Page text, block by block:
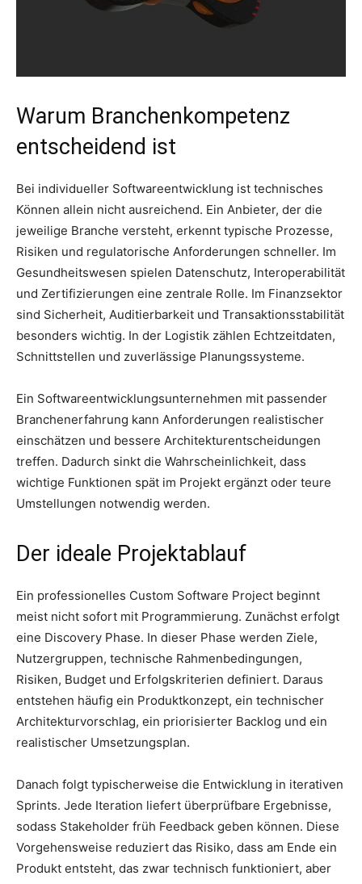
Warum Branchenkompetenz
entscheidend ist
Bei individueller Softwareentwicklung ist technisches
Können allein nicht ausreichend. Ein Anbieter, der die
jeweilige Branche versteht, erkennt typische Prozesse,
Risiken und regulatorische Anforderungen schneller. Im
Gesundheitswesen spielen Datenschutz, Interoperabilität
und Zertifizierungen eine zentrale Rolle. Im Finanzsektor
sind Sicherheit, Auditierbarkeit und Transaktionsstabilität
besonders wichtig. In der Logistik zählen Echtzeitdaten,
Schnittstellen und zuverlässige Planungssysteme.
Ein Softwareentwicklungsunternehmen mit passender
Branchenerfahrung kann Anforderungen realistischer
einschätzen und bessere Architekturentscheidungen
treffen. Dadurch sinkt die Wahrscheinlichkeit, dass
wichtige Funktionen spät im Projekt ergänzt oder teure
Umstellungen notwendig werden.
Der ideale Projektablauf
Ein professionelles Custom Software Project beginnt
meist nicht sofort mit Programmierung. Zunächst erfolgt
eine Discovery Phase. In dieser Phase werden Ziele,
Nutzergruppen, technische Rahmenbedingungen,
Risiken, Budget und Erfolgskriterien definiert. Daraus
entstehen häufig ein Produktkonzept, ein technischer
Architekturvorschlag, ein priorisierter Backlog und ein
realistischer Umsetzungsplan.
Danach folgt typischerweise die Entwicklung in iterativen
Sprints. Jede Iteration liefert überprüfbare Ergebnisse,
sodass Stakeholder früh Feedback geben können. Diese
Vorgehensweise reduziert das Risiko, dass am Ende ein
Produkt entsteht, das zwar technisch funktioniert, aber